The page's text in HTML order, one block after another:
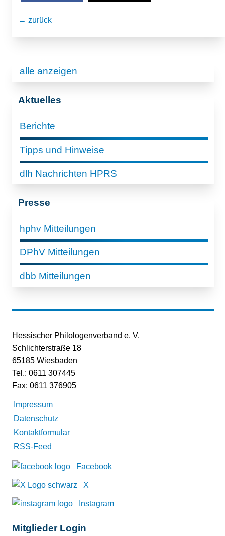
← zurück
alle anzeigen
Aktuelles
Berichte
Tipps und Hinweise
dlh Nachrichten HPRS
Presse
hphv Mitteilungen
DPhV Mitteilungen
dbb Mitteilungen
Hessischer Philologenverband e. V.
Schlichterstraße 18
65185 Wiesbaden
Tel.: 0611 307445
Fax: 0611 376905
Impressum
Datenschutz
Kontaktformular
RSS-Feed
Facebook
X
Instagram
Mitglieder Login